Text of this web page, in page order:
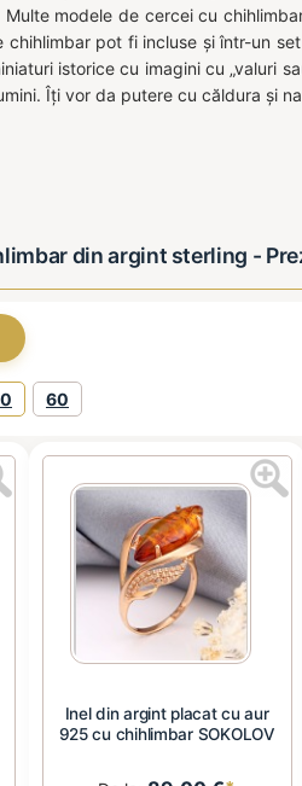
modele de cercei cu
chihlimbar pot fi incluse și într-un
istorice cu imagini cu „valuri
Îți vor da putere cu căldura și
din argint sterling -
60
Inel din argint placat cu aur
925 cu chihlimbar SOKOLOV